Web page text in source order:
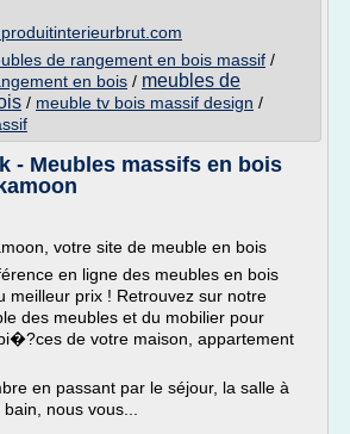
de rangement en bois massif /
en bois / meubles de
/ meuble tv bois massif design /
- Meubles massifs en bois
votre site de meuble en bois
en ligne des meubles en bois
meilleur prix ! Retrouvez sur notre
des meubles et du mobilier pour
de votre maison, appartement
en passant par le séjour, la salle à
nous vous...